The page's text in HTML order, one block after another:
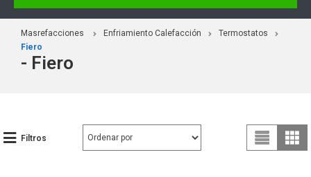
Masrefacciones Enfriamiento Calefacción
Termostatos
Fiero
- Fiero
Filtros